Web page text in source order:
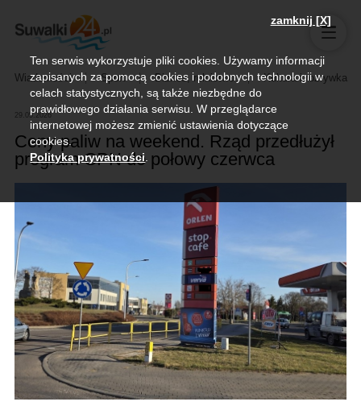
Wiadomości Sport Biznes, rolnictwo Kultura i rozrywka
29.05.2026
Ceny paliw na weekend. Rząd przedłużył
program CPN do połowy czerwca
zamknij [X]
Ten serwis wykorzystuje pliki cookies. Używamy informacji
zapisanych za pomocą cookies i podobnych technologii w
celach statystycznych, są także niezbędne do
prawidłowego działania serwisu. W przeglądarce
internetowej możesz zmienić ustawienia dotyczące
cookies.
Polityka prywatności